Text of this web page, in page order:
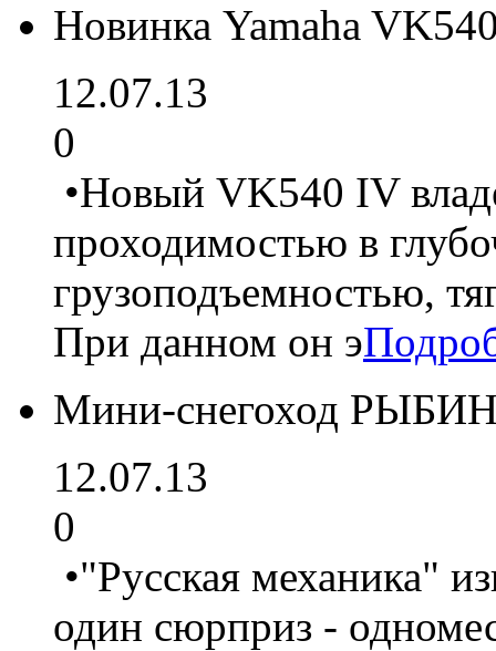
Новинка Yamaha
12.07.13
0
•Новый VK540 IV
проходимостью в
грузоподъемностью,
При данном он э
Мини-снегоход
12.07.13
0
•"Русская механика"
один сюрприз -